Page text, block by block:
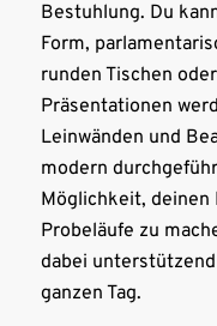
Bestuhlung. Du
Form,
runden Tischen
Präsentationen
Leinwänden und
modern
Möglichkeit, deinen
Probeläufe zu
dabei
ganzen Tag.